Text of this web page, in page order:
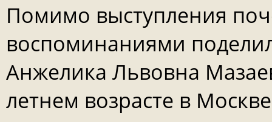
Помимо выступления
воспоминаниями
Анжелика Львовна
летнем возрасте в